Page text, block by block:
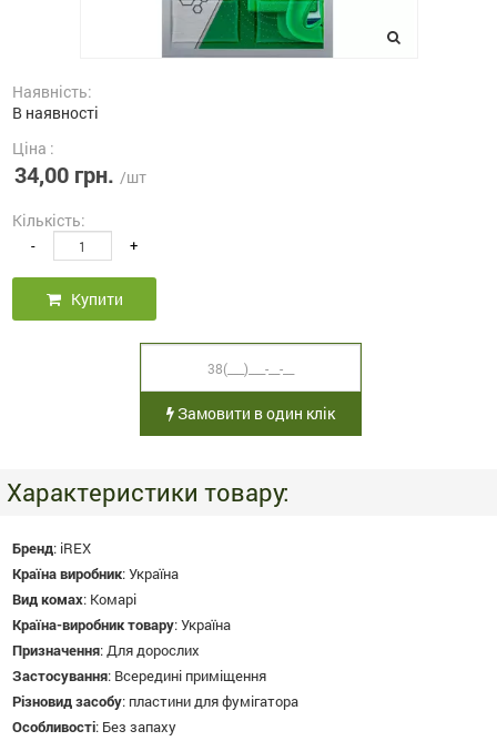
Наявність:
В наявності
Ціна :
34,00 грн. /шт
Кількість:
- +
Купити
Замовити в один клік
Характеристики товару:
Бренд: iREX
Країна виробник:Україна
Вид комах: Комарі
Країна-виробник товару:Україна
Призначення:Для дорослих
Застосування: Всередині приміщення
Різновид засобу: пластини для фумігатора
Особливості: Без запаху